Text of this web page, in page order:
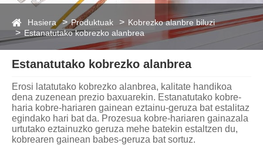
Hasiera Produktuak
Kobrezko alanbre biluzi
Estanatutako kobrezko alanbrea
Estanatutako kobrezko alanbrea
Erosi latatutako kobrezko alanbrea, kalitate handikoa
dena zuzenean prezio baxuarekin. Estanatutako kobre-
haria kobre-hariaren gainean eztainu-geruza bat estalitaz
egindako hari bat da. Prozesua kobre-hariaren gainazala
urtutako eztainuzko geruza mehe batekin estaltzen du,
kobrearen gainean babes-geruza bat sortuz.